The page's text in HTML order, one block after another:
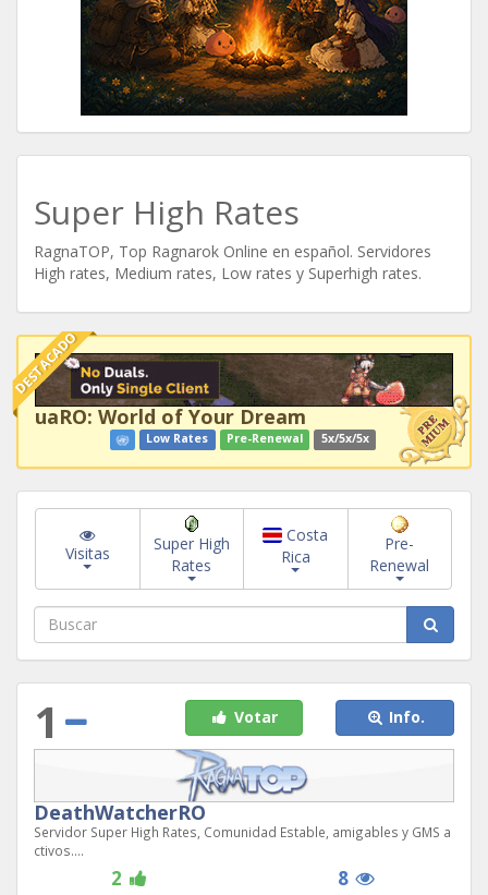
Super High Rates
RagnaTOP, Top Ragnarok Online en español. Servidores
High rates, Medium rates, Low rates y Superhigh rates.
DESTACADO
uaRO: World of Your Dream
Low Rates Pre-Renewal 5x/5x/5x
Visitas
Super High
Rates
Costa
Rica
Pre-
Renewal
1 Votar Info.
DeathWatcherRO
Servidor Super High Rates, Comunidad Estable, amigables y GMS a
ctivos....
2 8